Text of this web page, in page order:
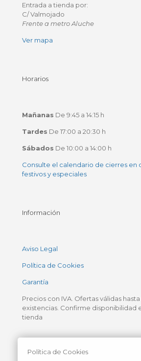
Entrada a tienda por:
C/ Valmojado
Frente a metro Aluche
Ver mapa
Horarios
Mañanas De 9:45 a 14:15 h
Tardes De 17:00 a 20:30 h
Sábados De 10:00 a 14:00 h
Consulte el calendario de cierres en
festivos y especiales
Información
Aviso Legal
Política de Cookies
Garantía
Precios con IVA. Ofertas válidas
existencias. Confirme disponibilidad
tienda
Política de Cookies